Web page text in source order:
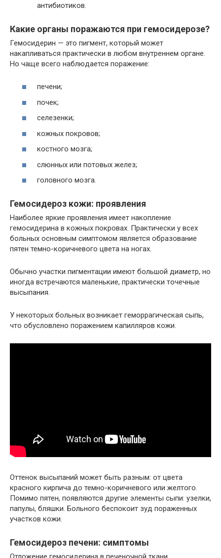
антибиотиков.
Какие органы поражаются при гемосидерозе?
Гемосидерин — это пигмент, который может
накапливаться практически в любом внутреннем органе.
Но чаще всего наблюдается поражение:
печени;
почек;
селезенки;
кожных покровов;
костного мозга;
слюнных или потовых желез;
головного мозга.
Гемосидероз кожи: проявления
Наиболее яркие проявления имеет накопление
гемосидерина в кожных покровах. Практически у всех
больных основным симптомом является образование
пятен темно-коричневого цвета на ногах.
Обычно участки пигментации имеют большой диаметр, но
иногда встречаются маленькие, практически точечные
высыпания.
У некоторых больных возникает геморрагическая сыпь,
что обусловлено поражением капилляров кожи.
Оттенок высыпаний может быть разным: от цвета
красного кирпича до темно-коричневого или желтого.
Помимо пятен, появляются другие элементы сыпи: узелки,
папулы, бляшки. Больного беспокоит зуд пораженных
участков кожи.
Гемосидероз печени: симптомы